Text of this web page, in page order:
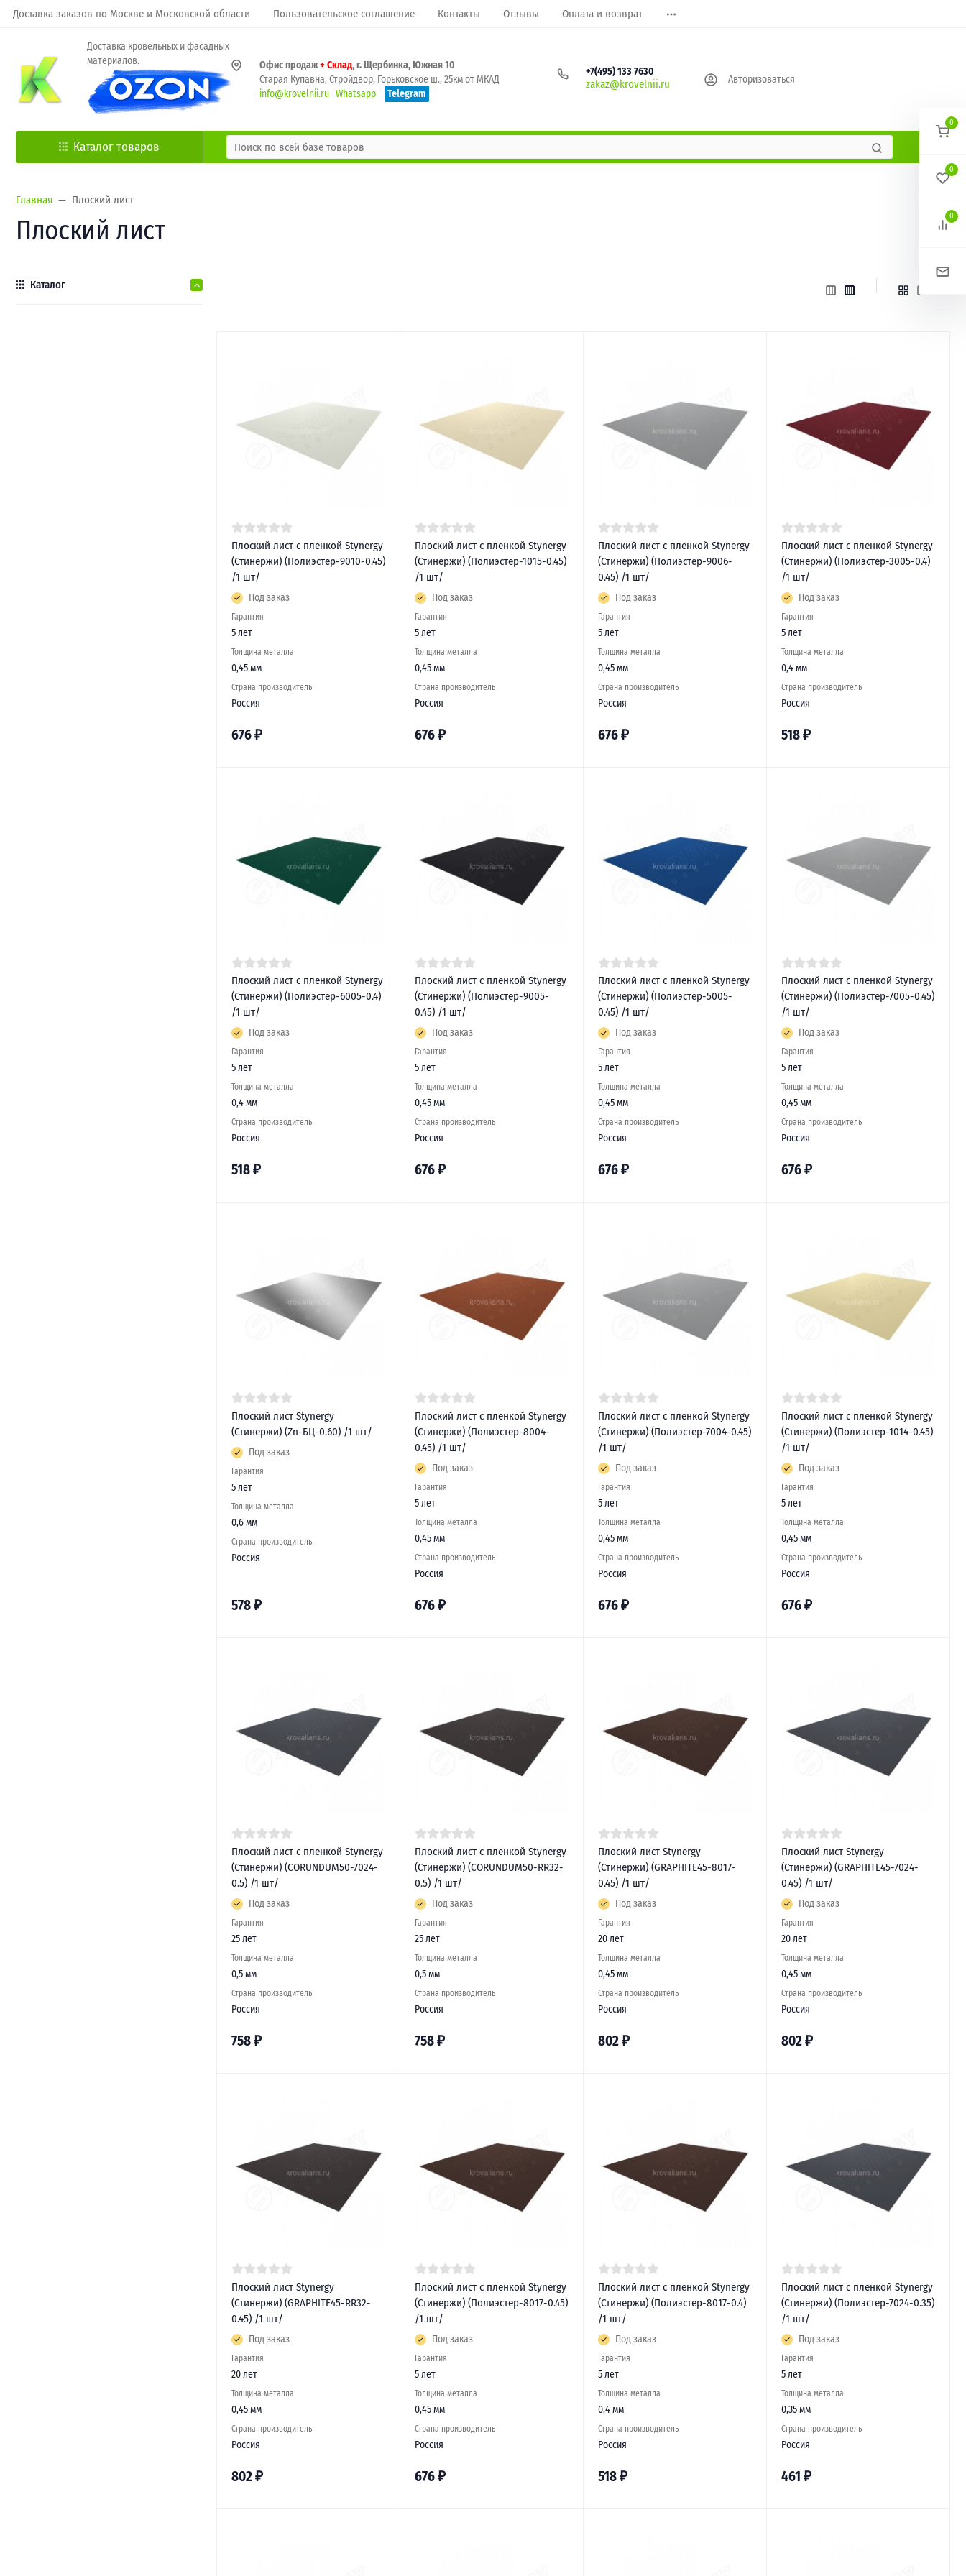
Доставка заказов по Москве и Московской области Пользовательское соглашение Контакты Отзывы Оплата и возврат
Доставка кровельных и фасадных
материалов.
Офис продаж+ Склад, г. Щербинка, Южная 10
Старая Купавна, Стройдвор, Горьковское ш., 25км от МКАД
info@krovelnii.ru Whatsapp Telegram
+7(495) 133 7630
zakaz@krovelnii.ru Авторизоваться
Каталог товаров
Главная Плоский лист
Плоский лист
Каталог
Плоский лист с пленкой Stynergy
(Стинержи) (Полиэстер-9010-0.45)
/1 шт/
Под заказ
Гарантия
5 лет
Толщина металла
0,45 мм
Страна производитель
Россия
676₽
Плоский лист с пленкой Stynergy
(Стинержи) (Полиэстер-1015-0.45)
/1 шт/
Под заказ
Гарантия
5 лет
Толщина металла
0,45 мм
Страна производитель
Россия
676₽
Плоский лист с пленкой Stynergy
(Стинержи) (Полиэстер-9006-
0.45) /1 шт/
Под заказ
Гарантия
5 лет
Толщина металла
0,45 мм
Страна производитель
Россия
676₽
Плоский лист с пленкой Stynergy
(Стинержи) (Полиэстер-3005-0.4)
/1 шт/
Под заказ
Гарантия
5 лет
Толщина металла
0,4 мм
Страна производитель
Россия
518₽
Плоский лист с пленкой Stynergy
(Стинержи) (Полиэстер-6005-0.4)
/1 шт/
Под заказ
Гарантия
5 лет
Толщина металла
0,4 мм
Страна производитель
Россия
518₽
Плоский лист с пленкой Stynergy
(Стинержи) (Полиэстер-9005-
0.45) /1 шт/
Под заказ
Гарантия
5 лет
Толщина металла
0,45 мм
Страна производитель
Россия
676₽
Плоский лист с пленкой Stynergy
(Стинержи) (Полиэстер-5005-
0.45) /1 шт/
Под заказ
Гарантия
5 лет
Толщина металла
0,45 мм
Страна производитель
Россия
676₽
Плоский лист с пленкой Stynergy
(Стинержи) (Полиэстер-7005-0.45)
/1 шт/
Под заказ
Гарантия
5 лет
Толщина металла
0,45 мм
Страна производитель
Россия
676₽
Плоский лист Stynergy
(Стинержи) (Zn-БЦ-0.60) /1 шт/
Под заказ
Гарантия
5 лет
Толщина металла
0,6 мм
Страна производитель
Россия
578₽
Плоский лист с пленкой Stynergy
(Стинержи) (Полиэстер-8004-
0.45) /1 шт/
Под заказ
Гарантия
5 лет
Толщина металла
0,45 мм
Страна производитель
Россия
676₽
Плоский лист с пленкой Stynergy
(Стинержи) (Полиэстер-7004-0.45)
/1 шт/
Под заказ
Гарантия
5 лет
Толщина металла
0,45 мм
Страна производитель
Россия
676₽
Плоский лист с пленкой Stynergy
(Стинержи) (Полиэстер-1014-0.45)
/1 шт/
Под заказ
Гарантия
5 лет
Толщина металла
0,45 мм
Страна производитель
Россия
676₽
Плоский лист с пленкой Stynergy
(Стинержи) (CORUNDUM50-7024-
0.5) /1 шт/
Под заказ
Гарантия
25 лет
Толщина металла
0,5 мм
Страна производитель
Россия
758₽
Плоский лист с пленкой Stynergy
(Стинержи) (CORUNDUM50-RR32-
0.5) /1 шт/
Под заказ
Гарантия
25 лет
Толщина металла
0,5 мм
Страна производитель
Россия
758₽
Плоский лист Stynergy
(Стинержи) (GRAPHITE45-8017-
0.45) /1 шт/
Под заказ
Гарантия
20 лет
Толщина металла
0,45 мм
Страна производитель
Россия
802₽
Плоский лист Stynergy
(Стинержи) (GRAPHITE45-7024-
0.45) /1 шт/
Под заказ
Гарантия
20 лет
Толщина металла
0,45 мм
Страна производитель
Россия
802₽
Плоский лист Stynergy
(Стинержи) (GRAPHITE45-RR32-
0.45) /1 шт/
Под заказ
Гарантия
20 лет
Толщина металла
0,45 мм
Страна производитель
Россия
802₽
Плоский лист с пленкой Stynergy
(Стинержи) (Полиэстер-8017-0.45)
/1 шт/
Под заказ
Гарантия
5 лет
Толщина металла
0,45 мм
Страна производитель
Россия
676₽
Плоский лист с пленкой Stynergy
(Стинержи) (Полиэстер-8017-0.4)
/1 шт/
Под заказ
Гарантия
5 лет
Толщина металла
0,4 мм
Страна производитель
Россия
518₽
Плоский лист с пленкой Stynergy
(Стинержи) (Полиэстер-7024-0.35)
/1 шт/
Под заказ
Гарантия
5 лет
Толщина металла
0,35 мм
Страна производитель
Россия
461 ₽
0
0
0